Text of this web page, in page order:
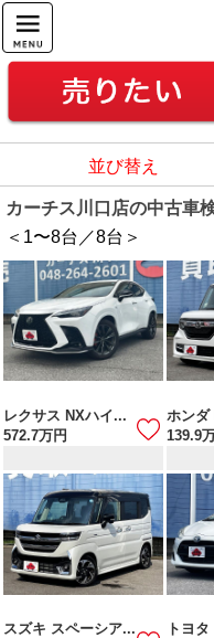
並び替え
カーチス川口店の中古車
＜1〜8台／8台＞
レクサス NXハイ...
572.7万円
ホンダ
139.9
スズキ スペーシア...
トヨ